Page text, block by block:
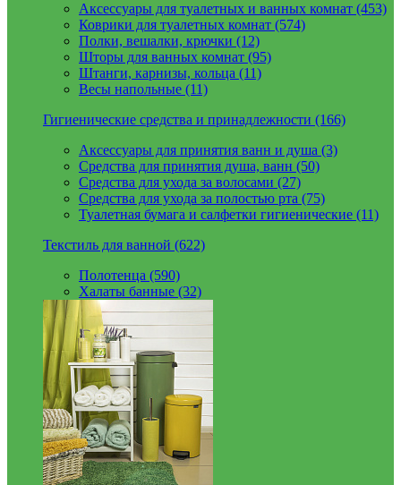
Аксессуары для туалетных и ванных комнат (453)
Коврики для туалетных комнат (574)
Полки, вешалки, крючки (12)
Шторы для ванных комнат (95)
Штанги, карнизы, кольца (11)
Весы напольные (11)
Гигиенические средства и принадлежности (166)
Аксессуары для принятия ванн и душа (3)
Средства для принятия душа, ванн (50)
Средства для ухода за волосами (27)
Средства для ухода за полостью рта (75)
Туалетная бумага и салфетки гигиенические (11)
Текстиль для ванной (622)
Полотенца (590)
Халаты банные (32)